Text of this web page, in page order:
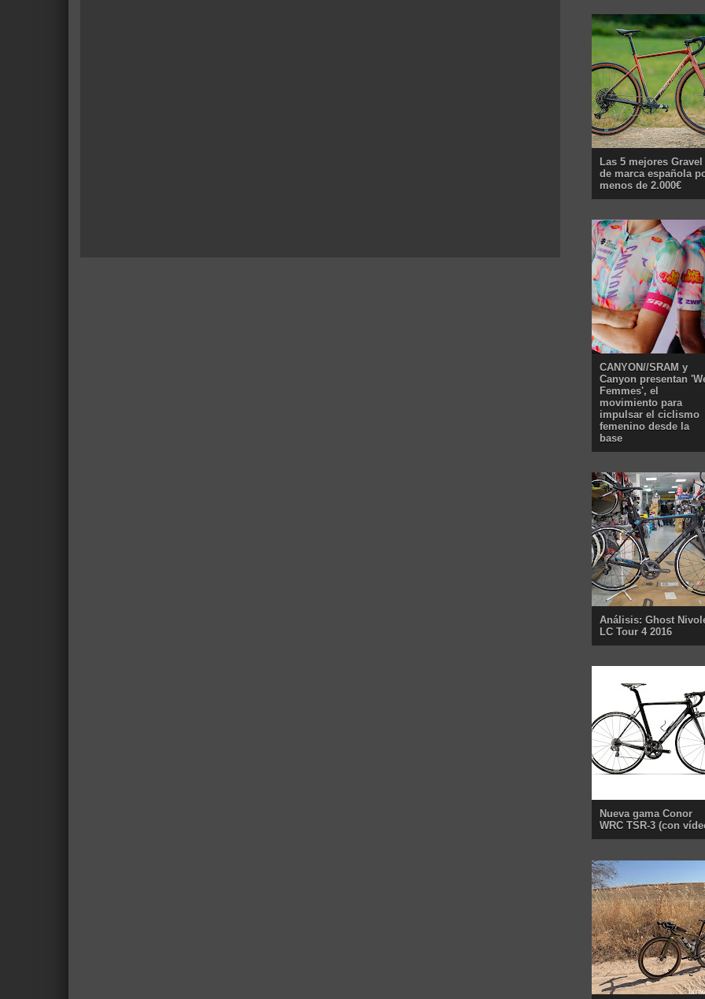
Las 5 mejores Gravel
de marca española
menos de 2.000€
CANYON//SRAM y
Canyon presentan
Femmes', el
movimiento para
impulsar el ciclismo
femenino desde la
base
Análisis: Ghost
LC Tour 4 2016
Nueva gama Conor
WRC TSR-3 (con